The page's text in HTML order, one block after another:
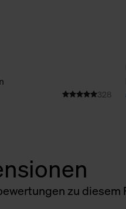
328
zu